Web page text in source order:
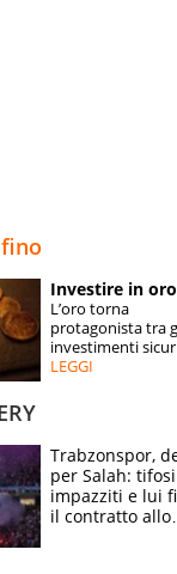
ESPERTI
CONTATTI
Investire in oro
L’oro torna
protagonista tra
investimenti
LEGGI
Trabzonspor,
per Salah: tifosi
impazziti e lui
il contratto allo